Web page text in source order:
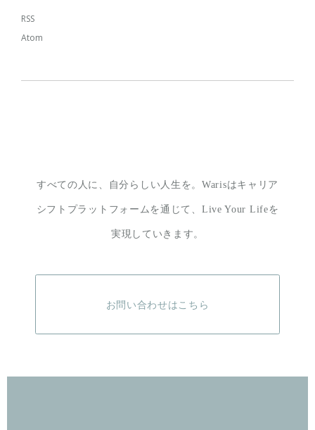
RSS
Atom
すべての人に、自分らしい人生を。Warisはキャリア
シフトプラットフォームを通じて、 Live Your Lifeを
実現していきます。
お問い合わせはこちら